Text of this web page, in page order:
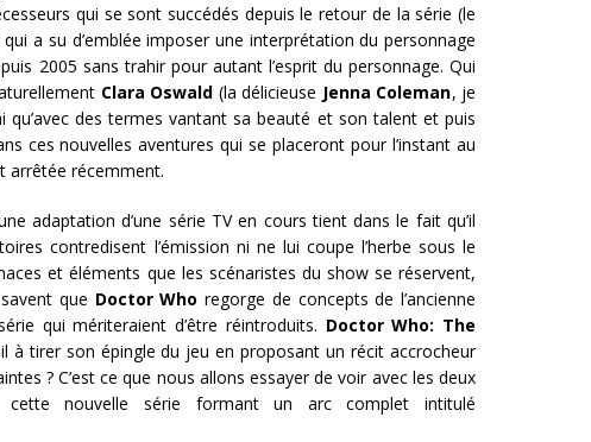
qui se sont succédés depuis le retour de la série (le
a su d’emblée imposer une interprétation du personnage
2005 sans trahir pour autant l’esprit du personnage. Qui
Clara Oswald (la délicieuse Jenna Coleman, je
qu’avec des termes vantant sa beauté et son talent et puis
ces nouvelles aventures qui se placeront pour l’instant au
arrêtée récemment.
adaptation d’une série TV en cours tient dans le fait qu’il
contredisent l’émission ni ne lui coupe l’herbe sous le
et éléments que les scénaristes du show se réservent,
que Doctor Who regorge de concepts de l’ancienne
qui mériteraient d’être réintroduits. Doctor Who: The
à tirer son épingle du jeu en proposant un récit accrocheur
? C’est ce que nous allons essayer de voir avec les deux
cette nouvelle série formant un arc complet intitulé